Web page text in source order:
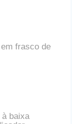
frasco de
baixa